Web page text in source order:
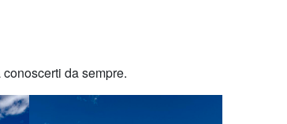
da sempre.